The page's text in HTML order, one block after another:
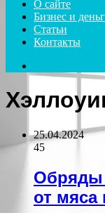
О сайте
Бизнес и
Статьи
Контакты
for
25.04.2024
45
Обряды
от мяса